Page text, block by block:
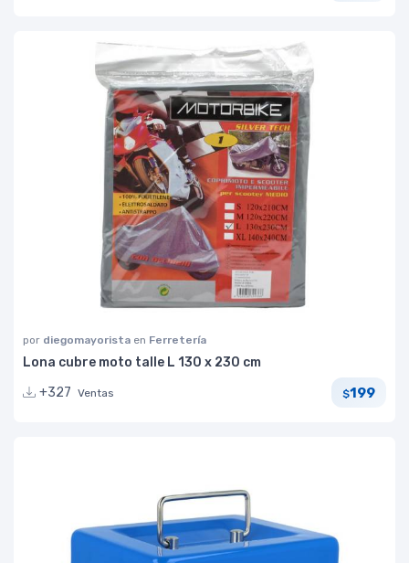
por diegomayorista en Ferretería
Lona cubre moto talle L 130 x 230 cm
+327 Ventas $199